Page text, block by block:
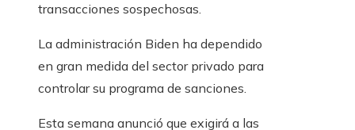
transacciones sospechosas.
La administración Biden ha dependido
en gran medida del sector privado para
controlar su programa de sanciones.
Esta semana anunció que exigirá a las